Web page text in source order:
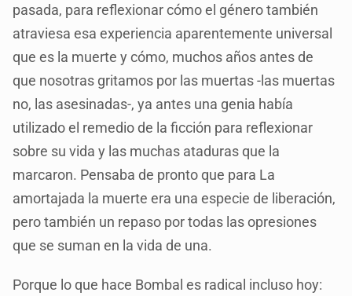
pasada, para reflexionar cómo el género también
atraviesa esa experiencia aparentemente universal
que es la muerte y cómo, muchos años antes de
que nosotras gritamos por las muertas -las muertas
no, las asesinadas-, ya antes una genia había
utilizado el remedio de la ficción para reflexionar
sobre su vida y las muchas ataduras que la
marcaron. Pensaba de pronto que para La
amortajada la muerte era una especie de liberación,
pero también un repaso por todas las opresiones
que se suman en la vida de una.
Porque lo que hace Bombal es radical incluso hoy: